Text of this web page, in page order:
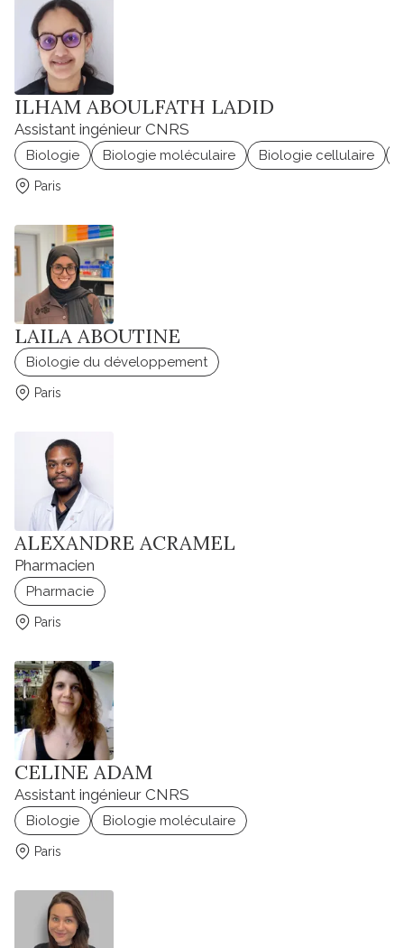
ILHAM ABOULFATH LADID
Assistant ingénieur CNRS
Biologie Biologie moléculaire Biologie cellulaire
Paris
LAILA ABOUTINE
Biologie du développement
Paris
ALEXANDRE ACRAMEL
Pharmacien
Pharmacie
Paris
CELINE ADAM
Assistant ingénieur CNRS
Biologie Biologie moléculaire
Paris